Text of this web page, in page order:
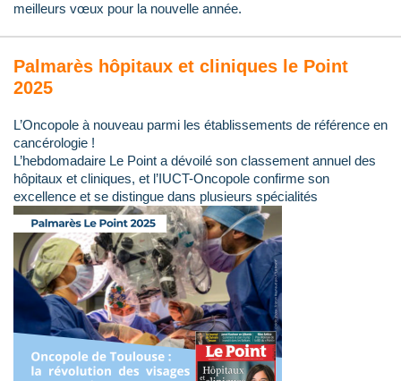
meilleurs vœux pour la nouvelle année.
Palmarès hôpitaux et cliniques le Point
2025
L’Oncopole à nouveau parmi les établissements de référence en
cancérologie !
L’hebdomadaire Le Point a dévoilé son classement annuel des
hôpitaux et cliniques, et l’IUCT-Oncopole confirme son
excellence et se distingue dans plusieurs spécialités